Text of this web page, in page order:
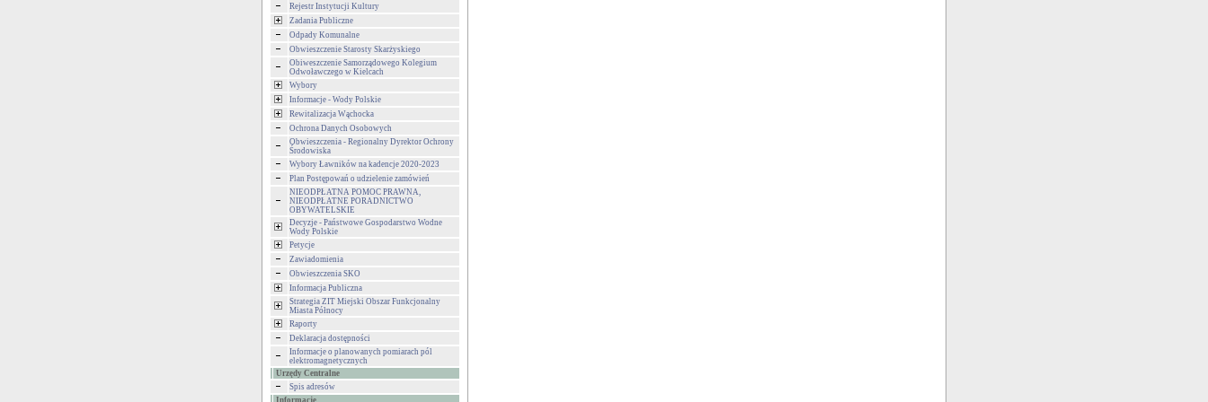
Rejestr Instytucji Kultury
Zadania Publiczne
Odpady Komunalne
Obwieszczenie Starosty Skarżyskiego
Obiweszczenie Samorządowego Kolegium
Odwoławczego w Kielcach
Wybory
Informacje - Wody Polskie
Rewitalizacja Wąchocka
Ochrona Danych Osobowych
Obwieszczenia - Regionalny Dyrektor Ochrony
Środowiska
Wybory Ławników na kadencje 2020-2023
Plan Postępowań o udzielenie zamówień
NIEODPŁATNA POMOC PRAWNA,
NIEODPŁATNE PORADNICTWO
OBYWATELSKIE
Decyzje - Państwowe Gospodarstwo Wodne
Wody Polskie
Petycje
Zawiadomienia
Obwieszczenia SKO
Informacja Publiczna
Strategia ZIT Miejski Obszar Funkcjonalny
Miasta Północy
Raporty
Deklaracja dostępności
Informacje o planowanych pomiarach pól
elektromagnetycznych
Urzędy Centralne
Spis adresów
Informacje